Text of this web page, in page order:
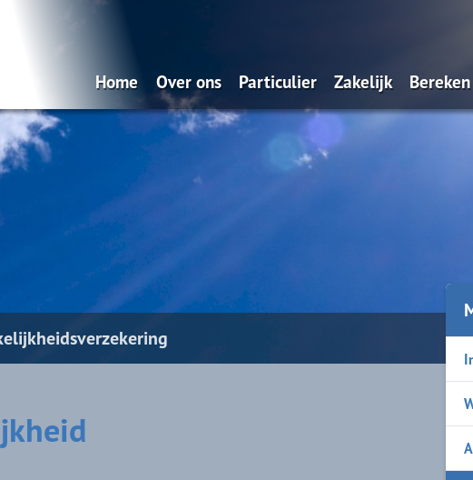
Home Over ons
Hoe denken wij over verzekeren
Particulier
Verzekeren
Zakelijk
Quad/
MKB